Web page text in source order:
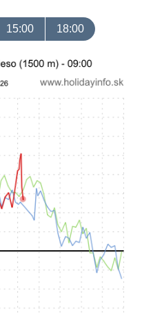
15:00 18:00